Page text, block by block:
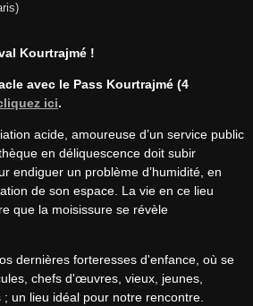
)
Kourtrajmé !
avec le Pass Kourtrajmé (4
ici.
acide, amoureuse d’un service public
en déliquescence doit subir
endiguer un problème d’humidité, en
de son espace. La vie en ce lieu
que la moisissure se révèle
dernières forteresses d'enfance, où se
chefs d'œuvres, vieux, jeunes,